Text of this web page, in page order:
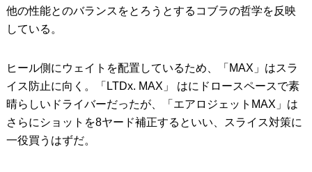
他の性能とのバランスをとろうとするコブラの哲学を反映
している。
ヒール側にウェイトを配置しているため、「MAX」はスラ
イス防止に向く。「LTDx. MAX」 はにドロースペースで素
晴らしいドライバーだったが、「エアロジェットMAX」は
さらにショットを8ヤード補正するといい、スライス対策に
一役買うはずだ。